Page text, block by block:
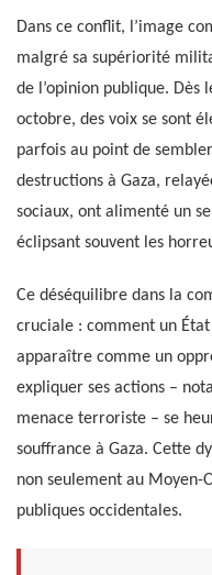
Dans ce conflit, l’image
malgré sa supériorité
de l’opinion publique. Dès
octobre, des voix se sont
parfois au point de
destructions à Gaza,
sociaux, ont alimenté un
éclipsant souvent les
Ce déséquilibre dans la
cruciale : comment un
apparaître comme un
expliquer ses actions –
menace terroriste – se
souffrance à Gaza. Cette
non seulement au Moyen-
publiques occidentales.